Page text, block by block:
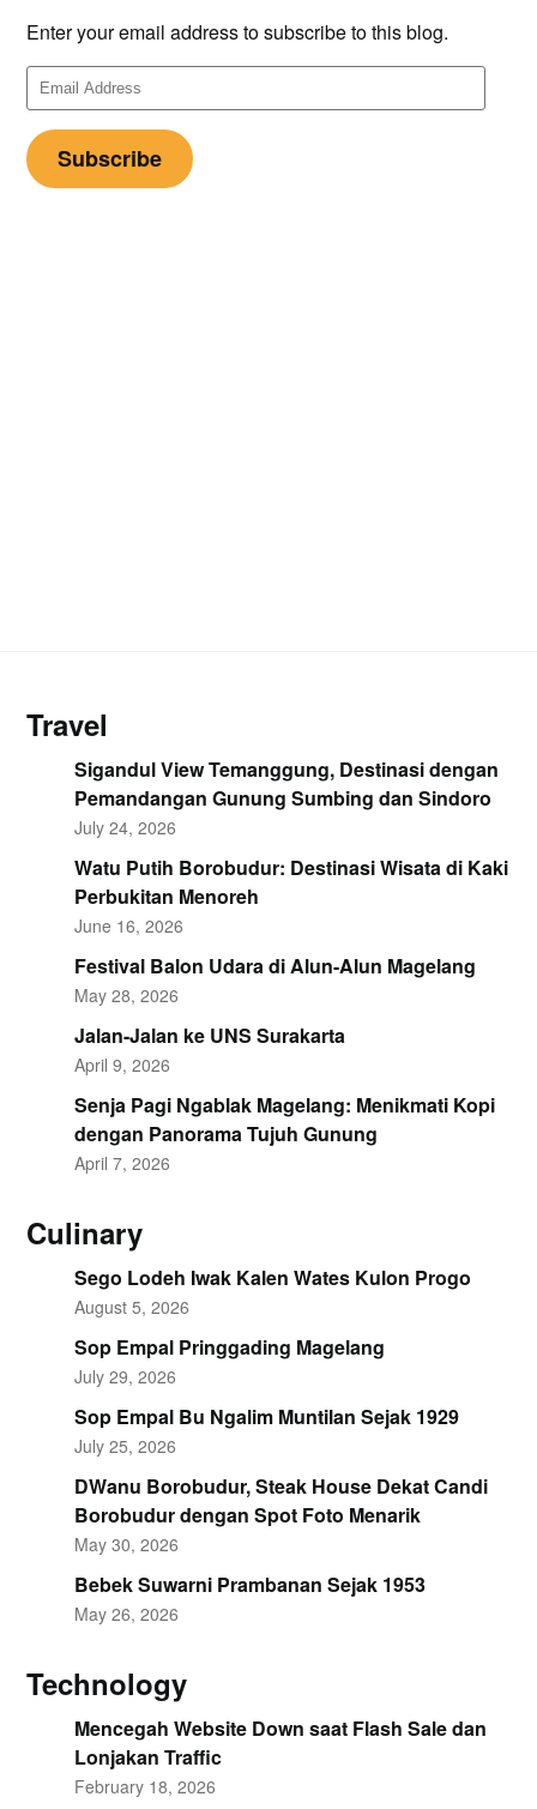
Enter your email address to subscribe to this blog.
Email
Address
Subscribe
Travel
Sigandul View Temanggung, Destinasi dengan
Pemandangan Gunung Sumbing dan Sindoro
July 24, 2026
Watu Putih Borobudur: Destinasi Wisata di Kaki
Perbukitan Menoreh
June 16, 2026
Festival Balon Udara di Alun-Alun Magelang
May 28, 2026
Jalan-Jalan ke UNS Surakarta
April 9, 2026
Senja Pagi Ngablak Magelang: Menikmati Kopi
dengan Panorama Tujuh Gunung
April 7, 2026
Culinary
Sego Lodeh Iwak Kalen Wates Kulon Progo
August 5, 2026
Sop Empal Pringgading Magelang
July 29, 2026
Sop Empal Bu Ngalim Muntilan Sejak 1929
July 25, 2026
DWanu Borobudur, Steak House Dekat Candi
Borobudur dengan Spot Foto Menarik
May 30, 2026
Bebek Suwarni Prambanan Sejak 1953
May 26, 2026
Technology
Mencegah Website Down saat Flash Sale dan
Lonjakan Traffic
February 18, 2026